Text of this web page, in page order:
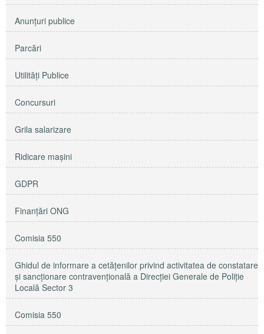
Anunţuri publice
Parcări
Utilităţi Publice
Concursuri
Grila salarizare
Ridicare maşini
GDPR
Finanțări ONG
Comisia 550
Ghidul de informare a cetățenilor privind activitatea de constatare
și sancționare contravențională a Direcției Generale de Poliție
Locală Sector 3
Comisia 550